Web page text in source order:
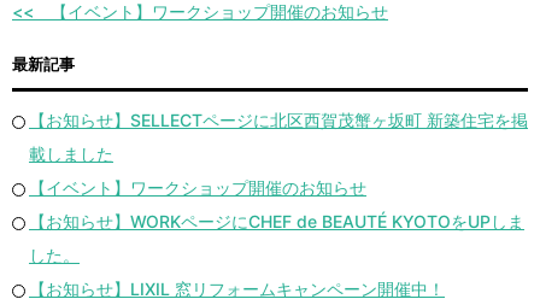
【イベント】ワークショップ開催のお知らせ
最新記事
【お知らせ】SELLECTページに北区西賀茂蟹ヶ坂町 新築住宅を掲
載しました
【イベント】ワークショップ開催のお知らせ
【お知らせ】WORKページにCHEF de BEAUTÉ KYOTOをUPしま
した。
【お知らせ】LIXIL 窓リフォームキャンペーン開催中！